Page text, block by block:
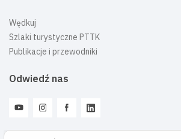
Wędkuj
Szlaki turystyczne PTTK
Publikacje i przewodniki
Odwiedź nas